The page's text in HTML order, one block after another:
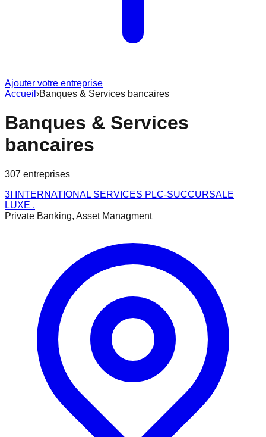
Ajouter votre entreprise
Accueil ›Banques & Services bancaires
Banques & Services
bancaires
307 entreprises
3I INTERNATIONAL SERVICES PLC-SUCCURSALE
LUXE .
Private Banking, Asset Managment